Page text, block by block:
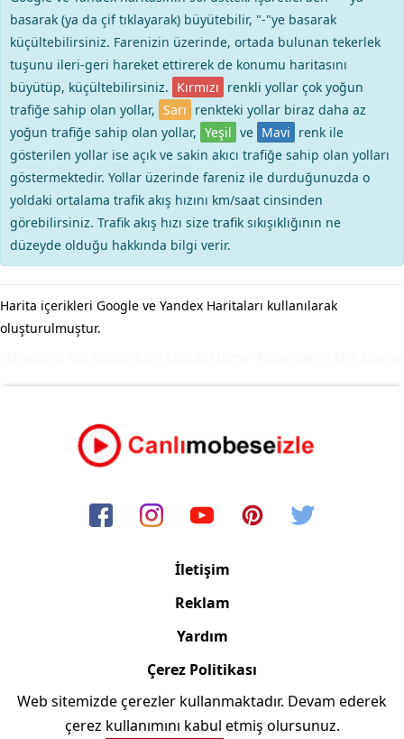
basarak (ya da çif tıklayarak) büyütebilir, "-"ye basarak
küçültebilirsiniz. Farenizin üzerinde, ortada bulunan tekerlek
tuşunu ileri-geri hareket ettirerek de konumu haritasını
büyütüp, küçültebilirsiniz. Kırmızı renkli yollar çok yoğun
trafiğe sahip olan yollar, Sarı renkteki yollar biraz daha az
yoğun trafiğe sahip olan yollar, Yeşil ve Mavi renk ile
gösterilen yollar ise açık ve sakin akıcı trafiğe sahip olan yolları
göstermektedir. Yollar üzerinde fareniz ile durduğunuzda o
yoldaki ortalama trafik akış hızını km/saat cinsinden
görebilirsiniz. Trafik akış hızı size trafik sıkışıklığının ne
düzeyde olduğu hakkında bilgi verir.
Harita içerikleri Google ve Yandex Haritaları kullanılarak
oluşturulmuştur.
İletişim
Reklam
Yardım
Çerez Politikası
Copyright © 2006/2024 Canlimobeseizle.com
Web sitemizde çerezler kullanmaktadır. Devam ederek
çerez kullanımını kabul etmiş olursunuz.